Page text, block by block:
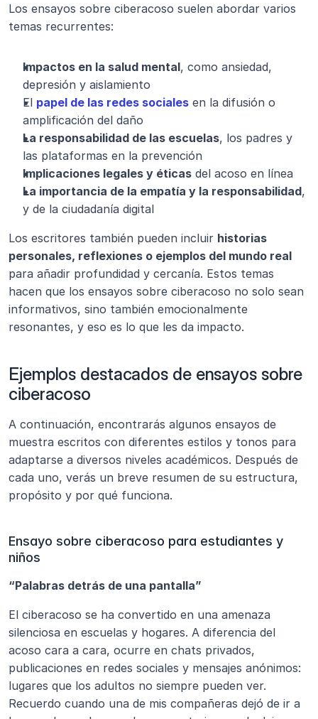
Los ensayos sobre ciberacoso suelen abordar varios
temas recurrentes:
Impactos en la salud mental, como ansiedad,
depresión y aislamiento
El papel de las redes sociales en la difusión o
amplificación del daño
La responsabilidad de las escuelas, los padres y
las plataformas en la prevención
Implicaciones legales y éticas del acoso en línea
La importancia de la empatía y la responsabilidad,
y de la ciudadanía digital
Los escritores también pueden incluir historias
personales, reflexiones o ejemplos del mundo real
para añadir profundidad y cercanía. Estos temas
hacen que los ensayos sobre ciberacoso no solo sean
informativos, sino también emocionalmente
resonantes, y eso es lo que les da impacto.
Ejemplos destacados de ensayos sobre
ciberacoso
A continuación, encontrarás algunos ensayos de
muestra escritos con diferentes estilos y tonos para
adaptarse a diversos niveles académicos. Después de
cada uno, verás un breve resumen de su estructura,
propósito y por qué funciona.
Ensayo sobre ciberacoso para estudiantes y
niños
“Palabras detrás de una pantalla”
El ciberacoso se ha convertido en una amenaza
silenciosa en escuelas y hogares. A diferencia del
acoso cara a cara, ocurre en chats privados,
publicaciones en redes sociales y mensajes anónimos:
lugares que los adultos no siempre pueden ver.
Recuerdo cuando una de mis compañeras dejó de ir a